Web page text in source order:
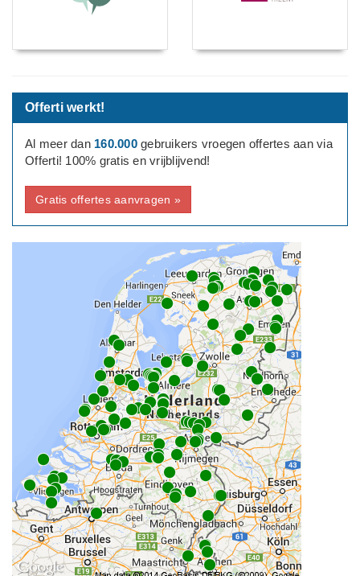
Offerti werkt!
Al meer dan 160.000gebruikers vroegen offertes aan via
Offerti! 100% gratis en vrijblijvend!
Gratis offertes aanvragen »